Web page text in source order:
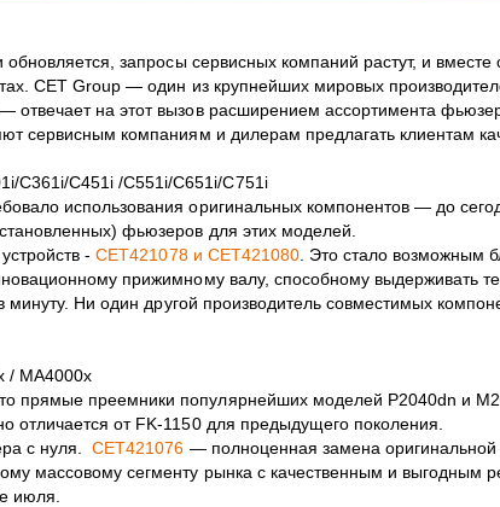
запросы сервисных компаний растут, и вместе
CET Group — один из крупнейших мировых
отвечает на этот вызов расширением ассортимента
сервисным компаниям и дилерам предлагать клиентам
C361i/C451i /C551i/C651i/C751i
использования оригинальных компонентов — до
фьюзеров для этих моделей.
-CET421078и CET421080. Это стало возможным
прижимному валу, способному выдерживать
минуту. Ни один другой производитель совместимых
/ MA4000x
прямые преемники популярнейших моделей P2040dn и
отличается от FK-1150 для предыдущего поколения.
с нуля.CET421076 — полноценная замена оригинальной
массовому сегменту рынка с качественным и выгодным
июля.